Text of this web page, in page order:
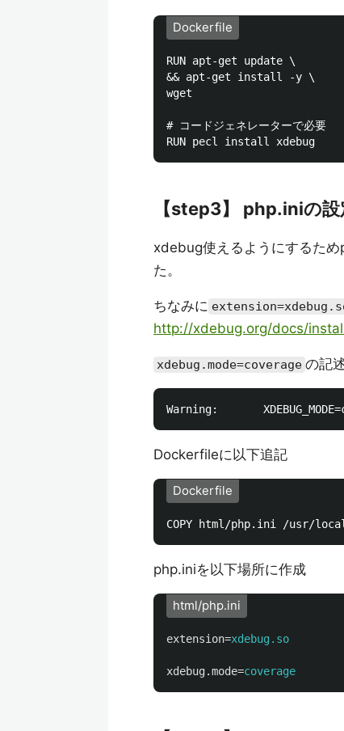
Dockerfile
RUN apt-get update \
&& apt-get install -y \
wget
# コードジェネレーターで必要
【step3】 php.iniの
xdebug使えるようにするた
た。
ちなみに
http://xdebug.org/docs/
xdebug.mode=coverage の記
Dockerfileに以下追記
Dockerfile
php.iniを以下場所に作成
html/php.ini
extension=xdebug.so
xdebug.mode=coverage